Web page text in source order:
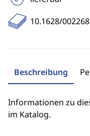
10.1628/
Beschreibung
Informationen zu
im Katalog.